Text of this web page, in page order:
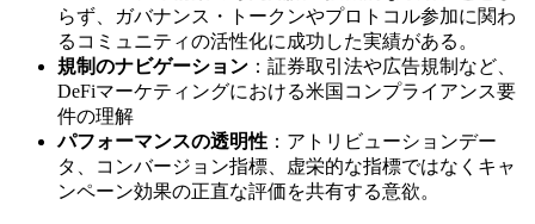
らず、ガバナンス・トークンやプロトコル参加に関わ
るコミュニティの活性化に成功した実績がある。
規制のナビゲーション ：証券取引法や広告規制など、
DeFiマーケティングにおける米国コンプライアンス要
件の理解
パフォーマンスの透明性 ：アトリビューションデー
タ、コンバージョン指標、虚栄的な指標ではなくキャ
ンペーン効果の正直な評価を共有する意欲。